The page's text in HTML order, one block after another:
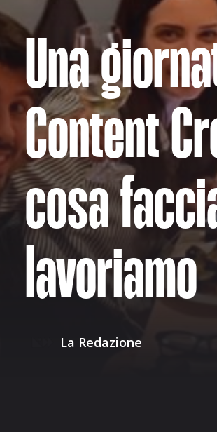
Una
Content
cosa
lavoriamo
La Redazione